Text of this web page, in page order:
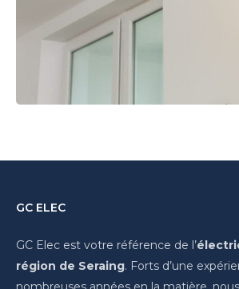
Eclairage
2 photos
GC ELEC
GC Elec est votre référence de l’
région de Seraing. Forts d’une